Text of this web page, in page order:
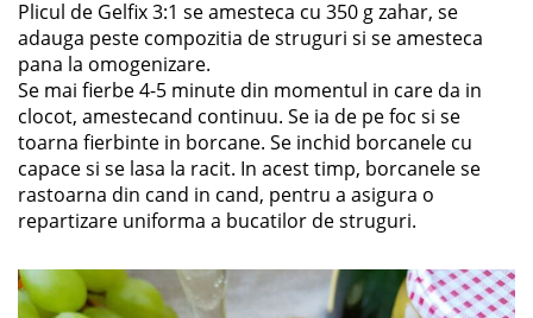
Plicul de Gelfix 3:1 se amesteca cu 350 g zahar, se
adauga peste compozitia de struguri si se amesteca
pana la omogenizare.
Se mai fierbe 4-5 minute din momentul in care da in
clocot, amestecand continuu. Se ia de pe foc si se
toarna fierbinte in borcane. Se inchid borcanele cu
capace si se lasa la racit. In acest timp, borcanele se
rastoarna din cand in cand, pentru a asigura o
repartizare uniforma a bucatilor de struguri.